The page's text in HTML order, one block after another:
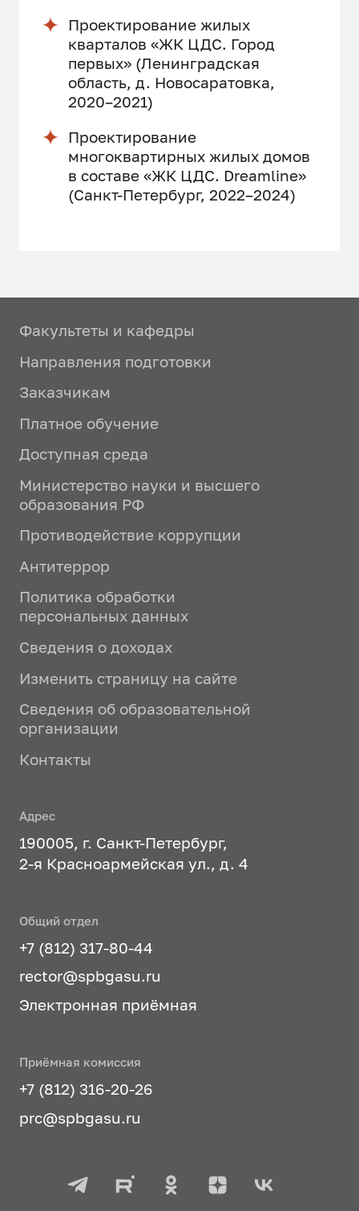
Проектирование жилых
кварталов «ЖК ЦДС. Город
первых» (Ленинградская
область, д. Новосаратовка,
2020–2021)
Проектирование
многоквартирных жилых домов
в составе «ЖК ЦДС. Dreamline»
(Санкт-Петербург, 2022–2024)
Факультеты и кафедры
Направления подготовки
Заказчикам
Платное обучение
Доступная среда
Министерство науки и высшего
образования РФ
Противодействие коррупции
Антитеррор
Политика обработки
персональных данных
Сведения о доходах
Изменить страницу на сайте
Сведения об образовательной
организации
Контакты
Адрес
190005, г. Санкт-Петербург,
2-я Красноармейская ул., д. 4
Общий отдел
+7 (812) 317-80-44
rector@spbgasu.ru
Электронная приёмная
Приёмная комиссия
+7 (812) 316-20-26
prc@spbgasu.ru